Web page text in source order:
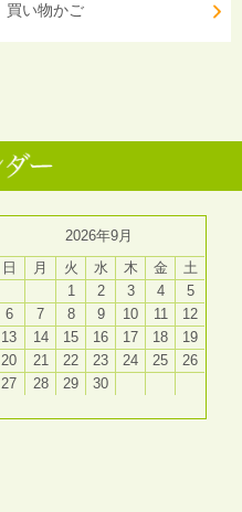
買い物かご
2026年9月
日
月 火 水 木 金
土
1
2 3 4
5
6
7 8 9 10 11
12
13
14 15 16 17 18
19
20
21 22 23 24 25
26
27
28 29 30